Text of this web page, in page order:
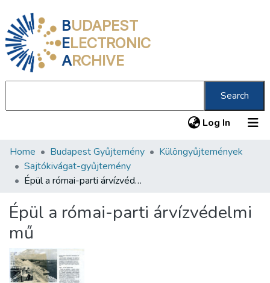
BUDAPEST
ELECTRONIC
ARCHIVE
Search
Log In (current)
Communities & Collections
All of DSpace
Statistics
About us
Home Budapest Gyűjtemény
Különgyűjtemények
Sajtókivágat-gyűjtemény
Épül a római-parti árvízvédelmi mű
Épül a római-parti árvízvédelmi
mű